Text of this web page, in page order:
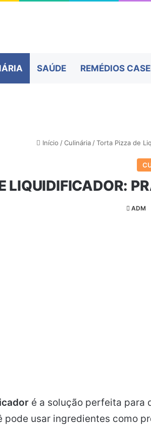
SAÚDE REMÉDIOS
Início / Culinária / Torta Pizza de
LIQUIDIFICADOR:
ADM
é a solução perfeita para
pode usar ingredientes como